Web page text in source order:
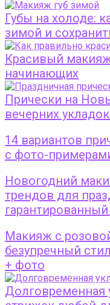
Губы на холоде:
зимой и
Красивый
начинающих
Прически на
вечерних
14 вариантов
с фото-
Новогодний
трендов для
гарантированный
Макияж с
безупречный
+ фото
Долговременная